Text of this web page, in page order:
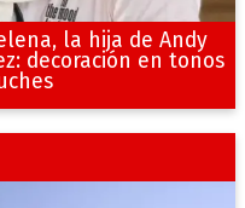
la hija de Andy
decoración en tonos